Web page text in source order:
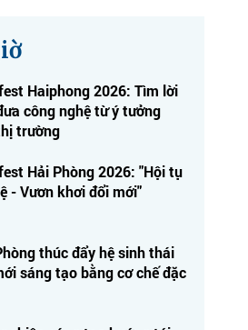
Haiphong 2026: Tìm lời
công nghệ từ ý tưởng
trường
Hải Phòng 2026: "Hội tụ
- Vươn khơi đổi mới"
thúc đẩy hệ sinh thái
sáng tạo bằng cơ chế đặc